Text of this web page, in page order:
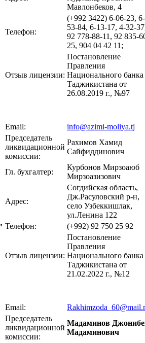
Мавлонбеков, 4
Телефон:
(+992 3422) 6-06-23, 6-
53-84, 6-13-17, 4-32-
92 778-88-11, 92 835-
25, 904 04 42 11;
Отзыв лицензии:
Постановление
Правления
Национального банка
Таджикистана от
26.08.2019 г., №97
Email: info@azimi-moliya.tj
Председатель
ликвидационной
комиссии:
Рахимов Хамид
Сайфиддинович
Гл. бухгалтер:
Курбонов Мирзоаюб
Мирзоазизович
Адрес:
Согдийская область,
Дж.Расуловский р-н,
село Узбеккишлак,
ул.Ленина 122
Телефон:
(+992) 92 750 25 92
Отзыв лицензии:
Постановление
Правления
Национального банка
Таджикистана от
21.02.2022 г., №12
Email:
Председатель
ликвидационной
комиссии:
Мадаминов
Мадаминович